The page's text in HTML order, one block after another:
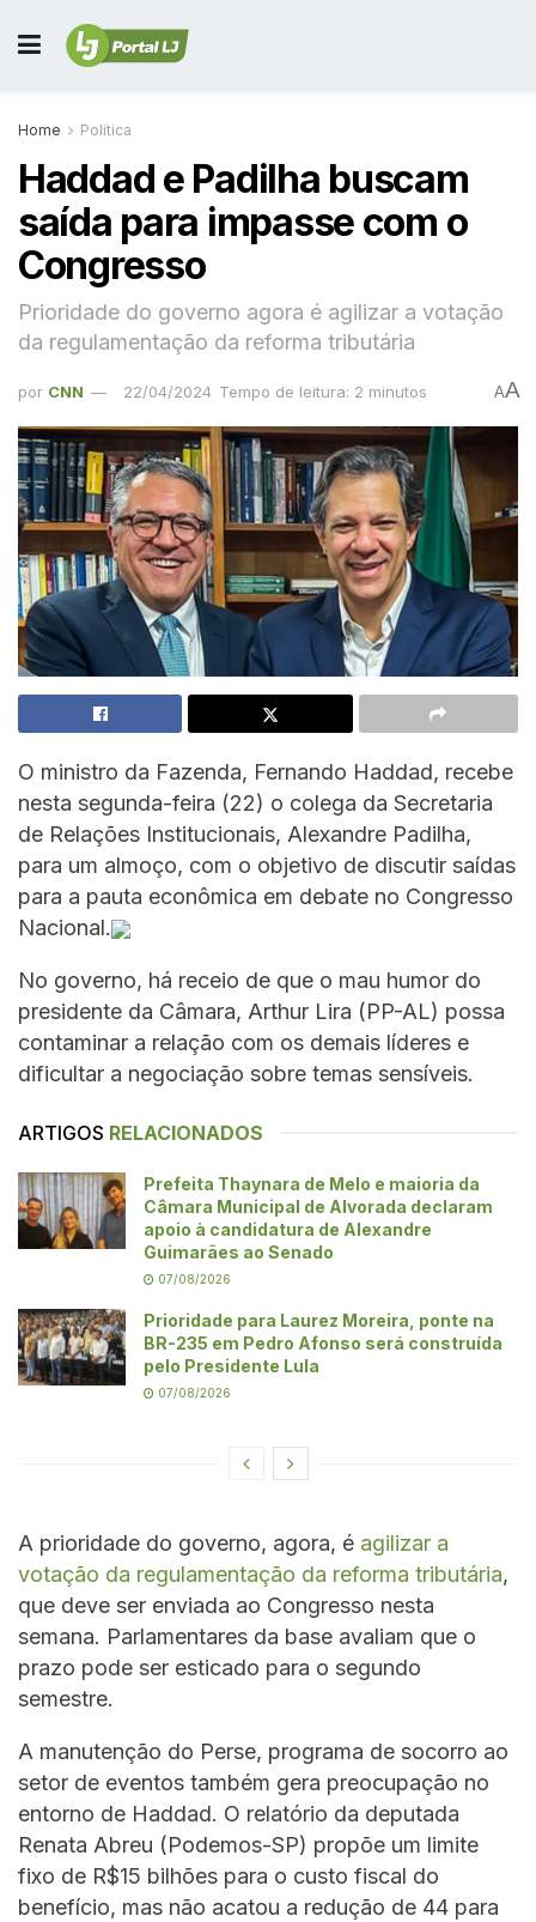
Home Política
Haddad e Padilha buscam
saída para impasse com o
Congresso
Prioridade do governo agora é agilizar a votação
da regulamentação da reforma tributária
por CNN 22/04/2024 Tempo de leitura: 2 minutos AA
O ministro da Fazenda, Fernando Haddad, recebe
nesta segunda-feira (22) o colega da Secretaria
de Relações Institucionais, Alexandre Padilha,
para um almoço, com o objetivo de discutir saídas
para a pauta econômica em debate no Congresso
Nacional.
No governo, há receio de que o mau humor do
presidente da Câmara, Arthur Lira (PP-AL) possa
contaminar a relação com os demais líderes e
dificultar a negociação sobre temas sensíveis.
ARTIGOS RELACIONADOS
Prefeita Thaynara de Melo e maioria da
Câmara Municipal de Alvorada declaram
apoio à candidatura de Alexandre
Guimarães ao Senado
07/08/2026
Prioridade para Laurez Moreira, ponte na
BR-235 em Pedro Afonso será construída
pelo Presidente Lula
07/08/2026
A prioridade do governo, agora, é agilizar a
votação da regulamentação da reforma tributária,
que deve ser enviada ao Congresso nesta
semana. Parlamentares da base avaliam que o
prazo pode ser esticado para o segundo
semestre.
A manutenção do Perse, programa de socorro ao
setor de eventos também gera preocupação no
entorno de Haddad. O relatório da deputada
Renata Abreu (Podemos-SP) propõe um limite
fixo de R$15 bilhões para o custo fiscal do
benefício, mas não acatou a redução de 44 para